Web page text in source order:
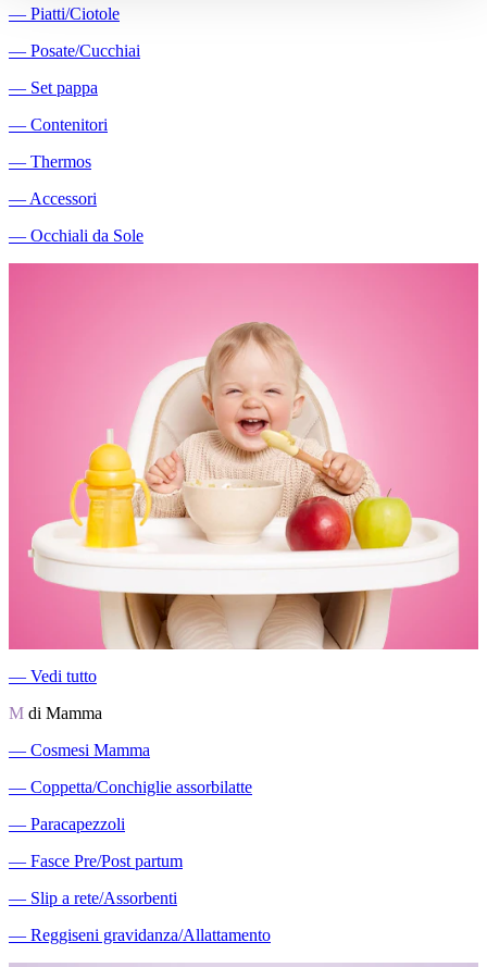
― Piatti/Ciotole
― Posate/Cucchiai
― Set pappa
― Contenitori
― Thermos
― Accessori
― Occhiali da Sole
― Vedi tutto
M di Mamma
― Cosmesi Mamma
― Coppetta/Conchiglie assorbilatte
― Paracapezzoli
― Fasce Pre/Post partum
― Slip a rete/Assorbenti
― Reggiseni gravidanza/Allattamento